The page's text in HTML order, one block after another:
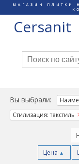
МАГАЗИН ПЛИТКИ
Cersanit
Вы выбрали:
Стилизация: текстиль
Цена ▲